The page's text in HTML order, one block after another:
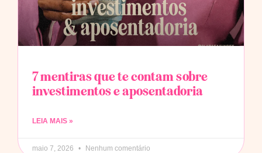
7 mentiras que te contam sobre
investimentos e aposentadoria
LEIA MAIS »
maio 7, 2026 Nenhum comentário